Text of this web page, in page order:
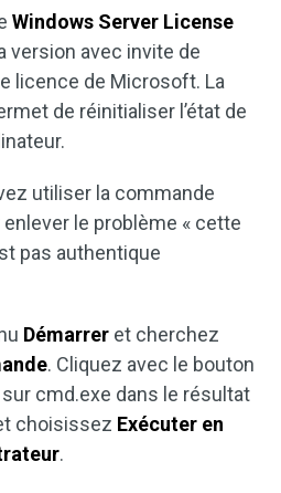
Windows Server License
version avec invite de
licence de Microsoft. La
de réinitialiser l’état de
utiliser la commande
enlever le problème « cette
pas authentique
Démarrer et cherchez
. Cliquez avec le bouton
cmd.exe dans le résultat
choisissez Exécuter en
.